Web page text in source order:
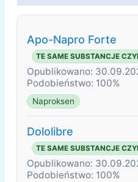
Apo-Napro Forte
TE SAME SUBSTANCJE
Opublikowano:
Podobieństwo: 100%
Naproksen
Dololibre
TE SAME SUBSTANCJE
Opublikowano:
Podobieństwo: 100%